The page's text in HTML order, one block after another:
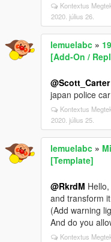
Kontextus
2020. július 26.
lemuelabc »
[Add-On /
@Scott_Carter
japan police
Kontextus
2020. július 25.
lemuelabc »
[Template]
@RkrdM
and transform
(Add warning
And do you
Kontextus